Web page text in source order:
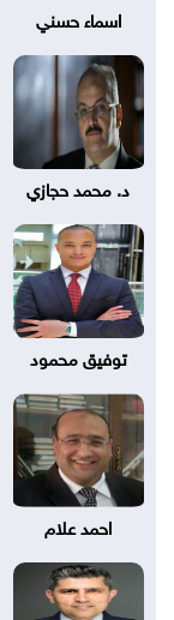
اسماء حسني
د. محمد حجازي
توفيق محمود
احمد علام